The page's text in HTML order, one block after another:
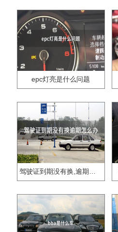
epc灯亮是什么问题
驾驶证到期没有换,逾期怎么办??